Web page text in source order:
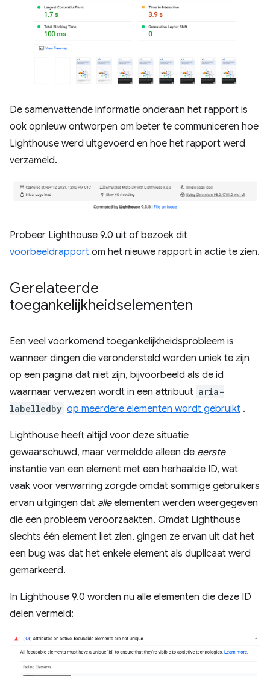
De samenvattende informatie onderaan het rapport is
ook opnieuw ontworpen om beter te communiceren hoe
Lighthouse werd uitgevoerd en hoe het rapport werd
verzameld.
Probeer Lighthouse 9.0 uit of bezoek dit
voorbeeldrapport om het nieuwe rapport in actie te zien.
Gerelateerde
toegankelijkheidselementen
Een veel voorkomend toegankelijkheidsprobleem is
wanneer dingen die verondersteld worden uniek te zijn
op een pagina dat niet zijn, bijvoorbeeld als de id
waarnaar verwezen wordt in een attribuut aria-
labelledby op meerdere elementen wordt gebruikt .
Lighthouse heeft altijd voor deze situatie
gewaarschuwd, maar vermeldde alleen de eerste
instantie van een element met een herhaalde ID, wat
vaak voor verwarring zorgde omdat sommige gebruikers
ervan uitgingen dat alleelementen werden weergegeven
die een probleem veroorzaakten. Omdat Lighthouse
slechts één element liet zien, gingen ze ervan uit dat het
een bug was dat het enkele element als duplicaat werd
gemarkeerd.
In Lighthouse 9.0 worden nu alle elementen die deze ID
delen vermeld: